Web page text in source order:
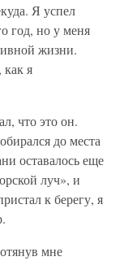
Я успел
год, но у меня
жизни.
как я
что это он.
до места
оставалось еще
луч», и
к берегу, я
мне